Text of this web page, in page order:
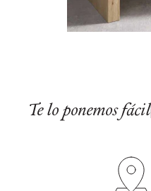
Te lo ponemos fácil